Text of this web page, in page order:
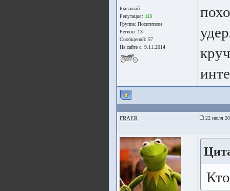
Бывалый
Репутация: 113
Группа: Посетители
Регион: 13
Сообщений: 57
На сайте с: 9.11.2014
FRAER 22 июля